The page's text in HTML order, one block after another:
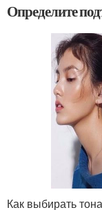
Определите
Как выбирать